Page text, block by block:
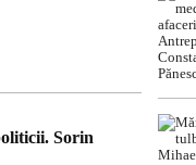
Sorin